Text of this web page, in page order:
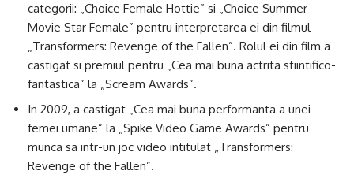
categorii: „Choice Female Hottie” si „Choice Summer
Movie Star Female” pentru interpretarea ei din filmul
„Transformers: Revenge of the Fallen”. Rolul ei din film a
castigat si premiul pentru „Cea mai buna actrita stiintifico-
fantastica” la „Scream Awards”.
In 2009, a castigat „Cea mai buna performanta a unei
femei umane” la „Spike Video Game Awards” pentru
munca sa intr-un joc video intitulat „Transformers:
Revenge of the Fallen”.